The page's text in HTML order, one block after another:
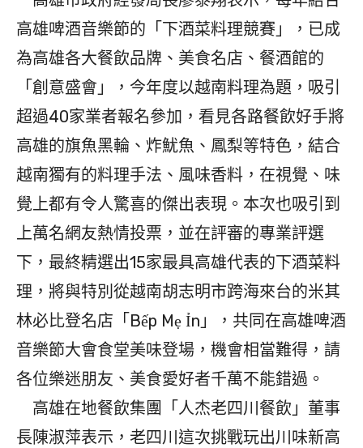
高雄啤酒音樂節的「下酒菜料理競賽」，已成
為高雄各大餐飲品牌、美食名店、餐酒館的
「創意盛會」，今年度以越南料理為題，吸引
超過40家業者報名參加，看見各路餐飲好手將
高雄的旗魚黑輪、炸魷魚、鳳梨等特色，結合
越南獨有的料理手法、風味香料，在視覺、味
覺上都有令人驚喜的傑出表現。本次也吸引到
上萬名網友熱情投票，並在評審的專業評選
下，最終精選出15家最具高雄代表的下酒菜料
理，將與特別從越南胡志明市跨海來台的米其
林必比登名店「Bếp Mẹ Ỉn」，共同在高雄啤酒
音樂節大會食堂美味登場，機會相當難得，請
各位樂迷朋友、美食愛好者千萬不能錯過。
高雄在地餐飲集團「人杰老四川餐飲」董事
長陳淑萍表示，老四川這次挑戰玩出川味新高